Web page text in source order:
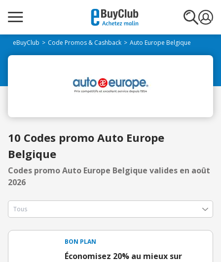
eBuyClub Code Promos & Cashback Auto Europe Belgique
10 Codes promo Auto Europe
Belgique
Codes promo Auto Europe Belgique valides en août
2026
BON PLAN
Économisez 20% au mieux sur